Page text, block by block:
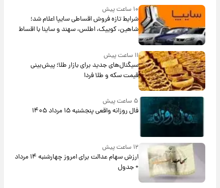
۱۰ ساعت پیش
شرایط تازه فروش اقساطی سایپا اعلام شد؛
شاهین، کوییک، اطلس، سهند و ساینا با اقساط
بلندمدت + جدول
۱۱ ساعت پیش
سیگنال‌های جدید برای بازار طلا؛ پیش‌بینی
قیمت سکه و طلا فردا
۵ ساعت پیش
فال روزانه واقعی پنجشنبه ۱۵ مرداد ۱۴۰۵
۱۲ ساعت پیش
ارزش سهام عدالت برای امروز چهارشنبه ۱۴ مرداد
+ جدول